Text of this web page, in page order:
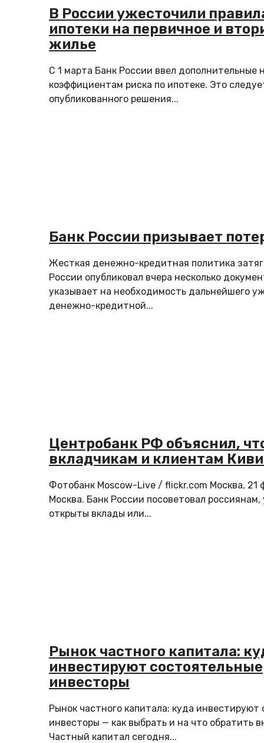
В России ужесточили
ипотеки на первичное и
жилье
С 1 марта Банк России ввел дополнительные
коэффициентам риска по ипотеке. Это
опубликованного решения...
Банк России призывает
Жесткая денежно-кредитная политика
России опубликовал вчера несколько
указывает на необходимость дальнейшего
денежно-кредитной...
Центробанк РФ объяснил,
вкладчикам и клиентам
Фотобанк Moscow-Live / flickr.com Москва, 21
Москва. Банк России посоветовал россиянам,
открыты вклады или...
Рынок частного капитала:
инвестируют состоятельные
инвесторы
Рынок частного капитала: куда инвестируют
инвесторы — как выбрать и на что обратить
Частный капитал сегодня...